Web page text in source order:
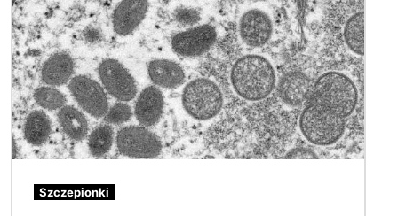
Szczepionki